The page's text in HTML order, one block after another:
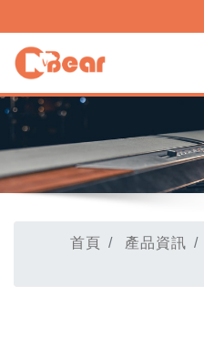
首頁 產品資訊